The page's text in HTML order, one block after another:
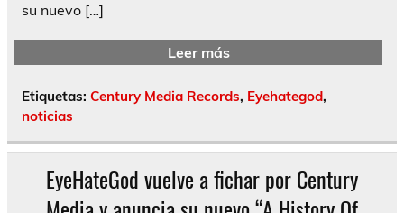
su nuevo […]
Leer más
Etiquetas: Century Media Records, Eyehategod,
noticias
EyeHateGod vuelve a fichar por Century